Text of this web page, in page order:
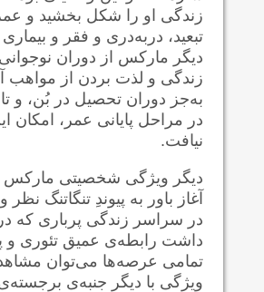
زندگی او را شکل بخشید و
تبعید، دربه‌دری و فقر و
دیگر مارکس از دوران
زندگی و لذت بردن از مواهب
به‌جز دوران تحصیل در بُن، و
در مراحل پایانی عمر، امکان
نیافت.
دیگر ویژگی شخصیتی مارکس
آغاز باور به پیوندِ تنگاتنگ
در سراسر زندگی پرباری که
داشت رابطه‌ی عمیق تئوری و
تمامی عرصه‌ها می‌توان
ویژگی با دیگر جنبه‌ی